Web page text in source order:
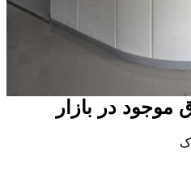
موجود در بازار